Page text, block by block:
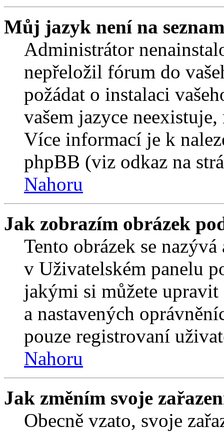
Můj jazyk není na
Administrátor
nepřeložil fórum do
požádat o instalaci
vašem jazyce
Více informací je k
phpBB (viz odkaz na
Nahoru
Jak zobrazím obrázek
Tento obrázek se
v Uživatelském panelu
jakými si můžete
a nastavených
pouze registrovaní
Nahoru
Jak změním svoje
Obecně vzato, svoje